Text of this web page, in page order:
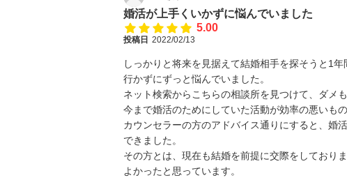
婚活が上手くいかずに悩んでいました
5.00
投稿日 2022/02/13
しっかりと将来を見据えて結婚相手を探そうと1
行かずにずっと悩んでいました。
ネット検索からこちらの相談所を見つけて、ダメ
今まで婚活のためにしていた活動が効率の悪いも
カウンセラーの方のアドバイス通りにすると、婚
できました。
その方とは、現在も結婚を前提に交際をしており
よかったと思っています。